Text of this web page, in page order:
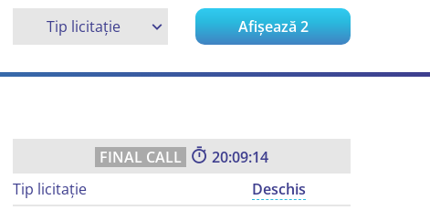
Tip licitație Afișează2
20:09:13
Tip licitație
Deschis